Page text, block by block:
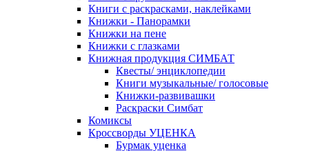
Книги с раскрасками, наклейками
Книжки - Панорамки
Книжки на пене
Книжки с глазками
Книжная продукция СИМБАТ
Квесты/ энциклопедии
Книги музыкальные/ голосовые
Книжки-развивашки
Раскраски Симбат
Комиксы
Кроссворды УЦЕНКА
Бурмак уценка